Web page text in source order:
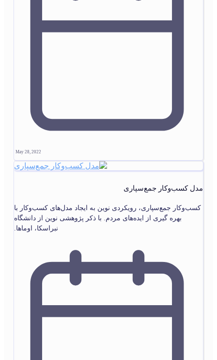
May 28, 2022
مدل کسب‌وکار جمع‌سپاری
کسب‌وکار جمع‌سپاری، رویکردی نوین به ایجاد مدل‌های کسب‌وکار با
بهره گیری از ایده‌های مردم. با ذکر پژوهشی نوین از دانشگاه
نبراسکا، اوماها.